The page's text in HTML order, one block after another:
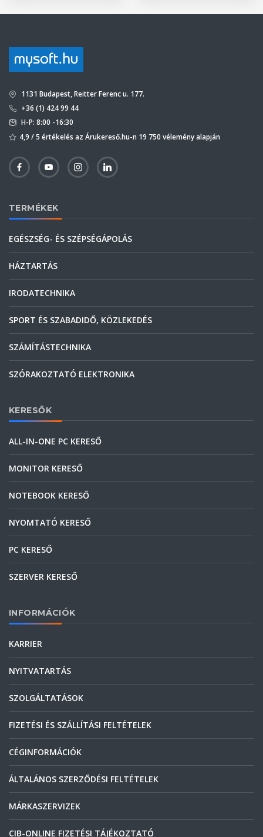
1131 Budapest, Reitter Ferenc u. 177.
+36 (1) 424 99 44
H-P: 8:00 -16:30
4,9 / 5 értékelés az Árukereső.hu-n 19 750 vélemény alapján
TERMÉKEK
EGÉSZSÉG- ÉS SZÉPSÉGÁPOLÁS
HÁZTARTÁS
IRODATECHNIKA
SPORT ÉS SZABADIDŐ, KÖZLEKEDÉS
SZÁMÍTÁSTECHNIKA
SZÓRAKOZTATÓ ELEKTRONIKA
KERESŐK
ALL-IN-ONE PC KERESŐ
MONITOR KERESŐ
NOTEBOOK KERESŐ
NYOMTATÓ KERESŐ
PC KERESŐ
SZERVER KERESŐ
INFORMÁCIÓK
KARRIER
NYITVATARTÁS
SZOLGÁLTATÁSOK
FIZETÉSI ÉS SZÁLLÍTÁSI FELTÉTELEK
CÉGINFORMÁCIÓK
ÁLTALÁNOS SZERZŐDÉSI FELTÉTELEK
MÁRKASZERVIZEK
CIB-ONLINE FIZETÉSI TÁJÉKOZTATÓ